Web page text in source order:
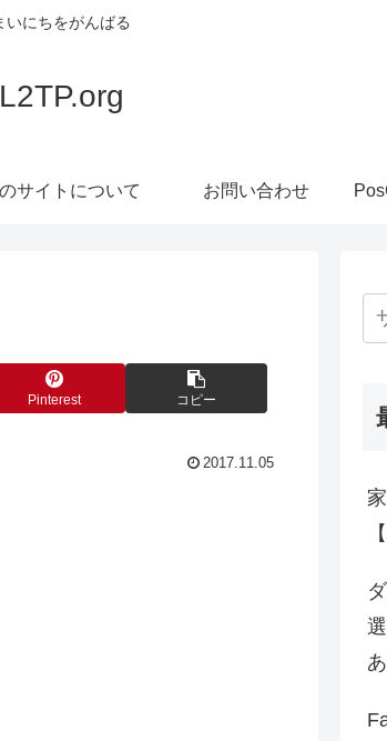
いにちをがんばる
L2TP.org
サイトについて お問い合わせ
Pinterest コピー
2017.11.05